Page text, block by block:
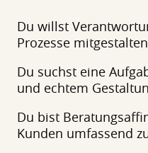
Du willst
Prozesse
Du suchst eine
und echtem
Du bist
Kunden umfassend